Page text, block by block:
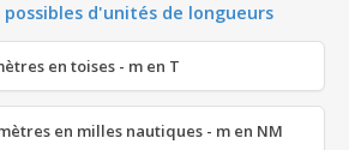
d'unités de longueurs
en toises - m en T
en milles nautiques - m en NM